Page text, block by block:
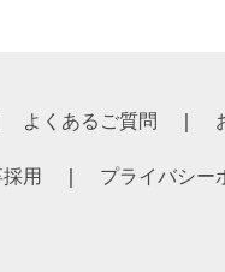
よくあるご質問
用 プライバシー